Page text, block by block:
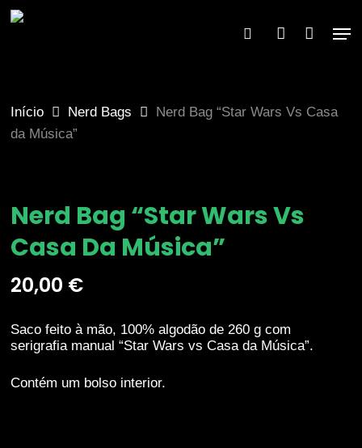
Skip
search account
Início Nerd Bags
Nerd Bag “Star Wars Vs Casa
da Música”
Nerd Bag “Star Wars Vs
Casa Da Música”
20,00 €
Saco feito à mão, 100% algodão de 260 g com
serigrafia manual “Star Wars vs Casa da Música”.
Contém um bolso interior.